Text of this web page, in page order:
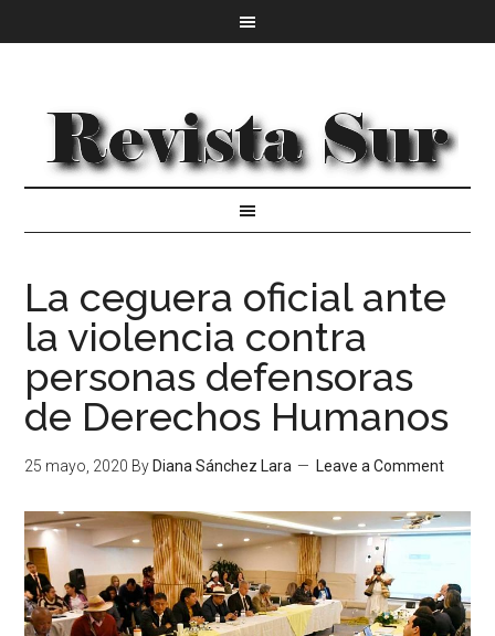
La ceguera oficial ante
la violencia contra
personas defensoras
de Derechos Humanos
25 mayo, 2020 By Diana Sánchez Lara Leave a Comment